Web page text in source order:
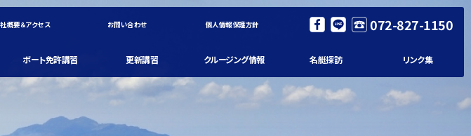
概要＆アクセス お問い合わせ 個人情報保護方針 072-827-1150
ボート免許講習 更新講習 クルージング情報 名艇探訪 リンク集